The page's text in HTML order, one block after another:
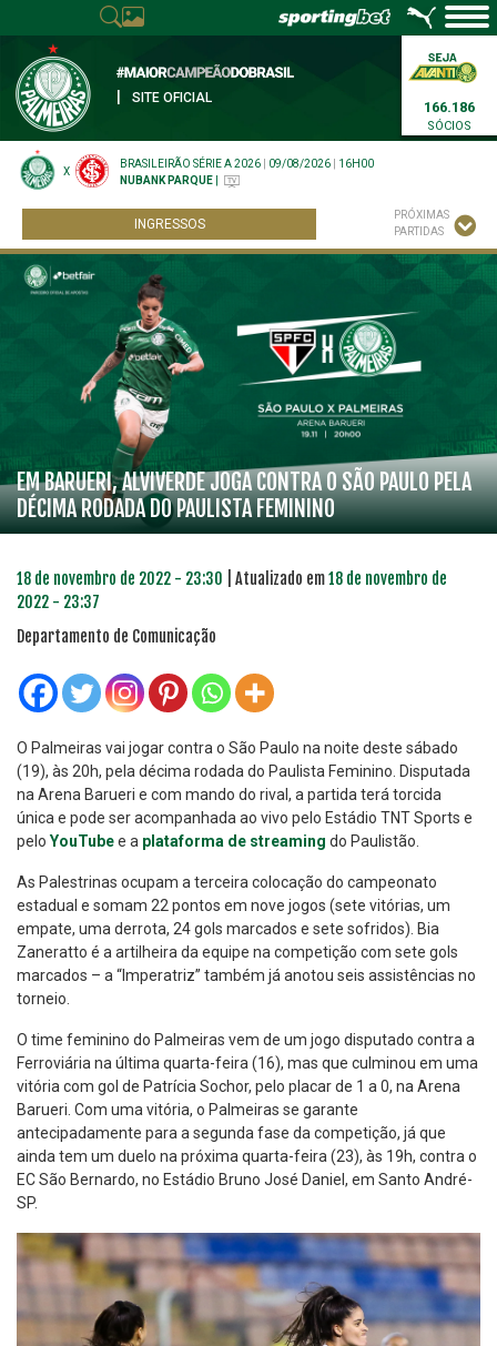
SITE OFICIAL
166.186
SÓCIOS
X
BRASILEIRÃO SÉRIE A 2026 09/08/2026
16H00
NUBANK PARQUE
INGRESSOS
PRÓXIMAS
PARTIDAS
EM BARUERI, ALVIVERDE JOGA CONTRA O SÃO PAULO PELA
DÉCIMA RODADA DO PAULISTA FEMININO
18 de novembro de 2022 - 23:30 | Atualizado em18 de novembro de
2022 - 23:37
Departamento de Comunicação
O Palmeiras vai jogar contra o São Paulo na noite deste sábado
(19), às 20h, pela décima rodada do Paulista Feminino. Disputada
na Arena Barueri e com mando do rival, a partida terá torcida
única e pode ser acompanhada ao vivo pelo Estádio TNT Sports e
pelo YouTubee a plataforma de streaming do Paulistão.
As Palestrinas ocupam a terceira colocação do campeonato
estadual e somam 22 pontos em nove jogos (sete vitórias, um
empate, uma derrota, 24 gols marcados e sete sofridos). Bia
Zaneratto é a artilheira da equipe na competição com sete gols
marcados – a “Imperatriz” também já anotou seis assistências no
torneio.
O time feminino do Palmeiras vem de um jogo disputado contra a
Ferroviária na última quarta-feira (16), mas que culminou em uma
vitória com gol de Patrícia Sochor, pelo placar de 1 a 0, na Arena
Barueri. Com uma vitória, o Palmeiras se garante
antecipadamente para a segunda fase da competição, já que
ainda tem um duelo na próxima quarta-feira (23), às 19h, contra o
EC São Bernardo, no Estádio Bruno José Daniel, em Santo André-
SP.